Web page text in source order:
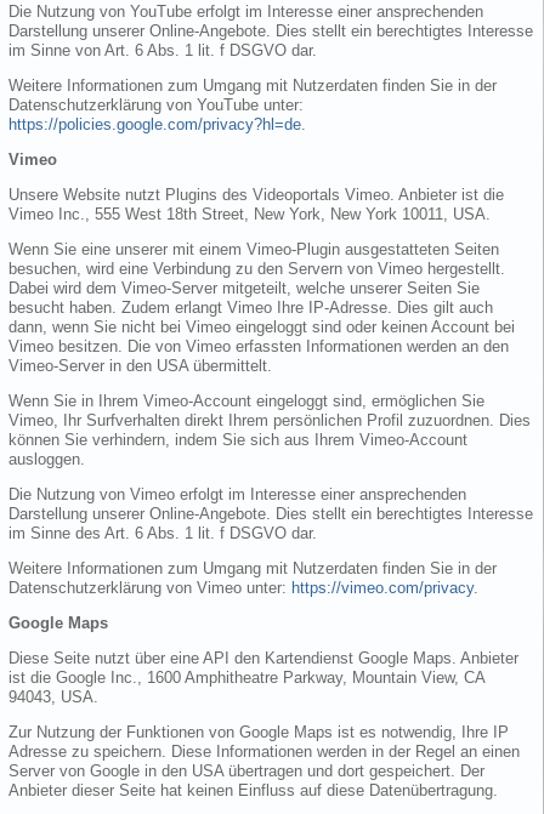
Die Nutzung von YouTube erfolgt im Interesse einer ansprechenden
Darstellung unserer Online-Angebote. Dies stellt ein berechtigtes Interesse
im Sinne von Art. 6 Abs. 1 lit. f DSGVO dar.
Weitere Informationen zum Umgang mit Nutzerdaten finden Sie in der
Datenschutzerklärung von YouTube unter:
https://policies.google.com/privacy?hl=de
Vimeo
Unsere Website nutzt Plugins des Videoportals Vimeo. Anbieter ist die
Vimeo Inc., 555 West 18th Street, New York, New York 10011, USA.
Wenn Sie eine unserer mit einem Vimeo-Plugin ausgestatteten Seiten
besuchen, wird eine Verbindung zu den Servern von Vimeo hergestellt.
Dabei wird dem Vimeo-Server mitgeteilt, welche unserer Seiten Sie
besucht haben. Zudem erlangt Vimeo Ihre IP-Adresse. Dies gilt auch
dann, wenn Sie nicht bei Vimeo eingeloggt sind oder keinen Account bei
Vimeo besitzen. Die von Vimeo erfassten Informationen werden an den
Vimeo-Server in den USA übermittelt.
Wenn Sie in Ihrem Vimeo-Account eingeloggt sind, ermöglichen Sie
Vimeo, Ihr Surfverhalten direkt Ihrem persönlichen Profil zuzuordnen. Dies
können Sie verhindern, indem Sie sich aus Ihrem Vimeo-Account
ausloggen.
Die Nutzung von Vimeo erfolgt im Interesse einer ansprechenden
Darstellung unserer Online-Angebote. Dies stellt ein berechtigtes Interesse
im Sinne des Art. 6 Abs. 1 lit. f DSGVO dar.
Weitere Informationen zum Umgang mit Nutzerdaten finden Sie in der
Datenschutzerklärung von Vimeo unter: https://vimeo.com/privacy.
Google Maps
Diese Seite nutzt über eine API den Kartendienst Google Maps. Anbieter
ist die Google Inc., 1600 Amphitheatre Parkway, Mountain View, CA
94043, USA.
Zur Nutzung der Funktionen von Google Maps ist es notwendig, Ihre IP
Adresse zu speichern. Diese Informationen werden in der Regel an einen
Server von Google in den USA übertragen und dort gespeichert. Der
Anbieter dieser Seite hat keinen Einfluss auf diese Datenübertragung.